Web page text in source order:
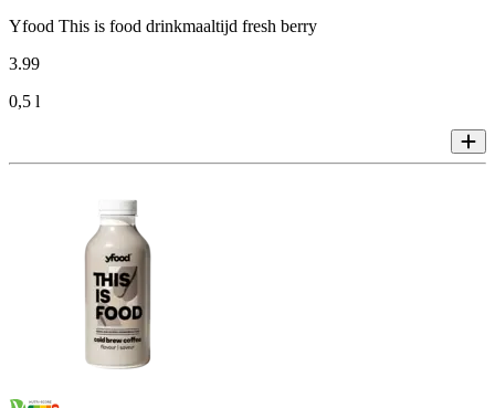
Yfood This is food drinkmaaltijd fresh berry
3.99
0,5 l